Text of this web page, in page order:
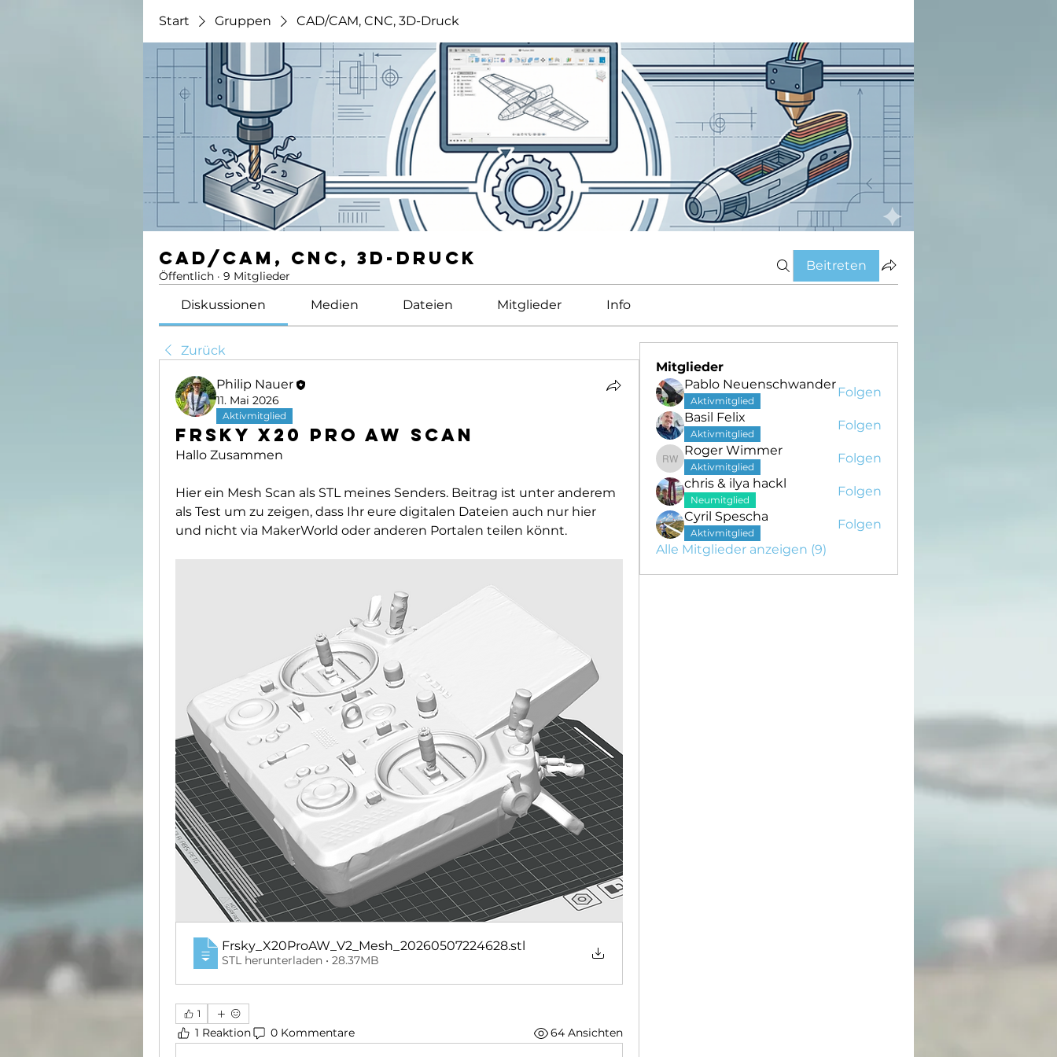
Start Gruppen CAD/CAM, CNC, 3D-Druck
CAD/CAM, CNC, 3D-Druck
Öffentlich · 9 Mitglieder
Beitreten
Diskussionen Medien Dateien Mitglieder Info
Zurück
Philip Nauer
11. Mai 2026
Aktivmitglied
FrSky X20 Pro AW Scan
Hallo Zusammen
Hier ein Mesh Scan als STL meines Senders. Beitrag ist unter anderem
als Test um zu zeigen, dass Ihr eure digitalen Dateien auch nur hier
und nicht via MakerWorld oder anderen Portalen teilen könnt.
Frsky_X20ProAW_V2_Mesh_20260507224628.stl
STL herunterladen • 28.37MB
1
1 Reaktion 0 Kommentare 64 Ansichten
Mitglieder
Pablo Neuenschwander
Aktivmitglied
Folgen
Basil Felix
Aktivmitglied
Folgen
Roger Wimmer
Roger Wimmer
Aktivmitglied
Folgen
chris & ilya hackl
Neumitglied
Folgen
Cyril Spescha
Aktivmitglied
Folgen
Alle Mitglieder anzeigen (9)